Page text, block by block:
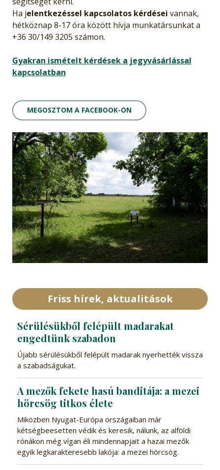
Ha jelentkezéssel kapcsolatos kérdései vannak,
hétköznap 8-17 óra között hívja munkatársunkat a
+36 30/149 3205 számon.
Gyakran ismételt kérdések a jegyvásárlással
kapcsolatban
MEGOSZTOM A FACEBOOK-ON
Friss hírek, aktualitások
Sérülésükből felépült madarakat
engedtünk szabadon
Újabb sérülésükből felépült madarak nyerhették vissza
a szabadságukat.
A mezők fekete hasú banditája: a mezei
hörcsög titkos élete
Miközben Nyugat-Európa országaiban már
kétségbeesetten védik és keresik, nálunk, az alföldi
rónákon még vígan éli mindennapjait a hazai mezők
egyik legkarakteresebb lakója: a mezei hörcsög.